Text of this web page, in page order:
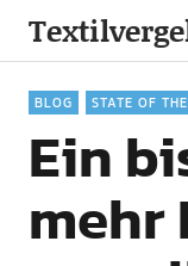
BLOG STATE OF
Ein
mehr